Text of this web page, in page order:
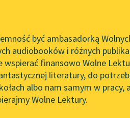
API
OAI-PMH
Widget Wolnych Lektur
być ambasadorką
audiobooków i różnych
finansowo Wolne
literatury, do
albo nam samym w pracy,
Wolne Lektury.